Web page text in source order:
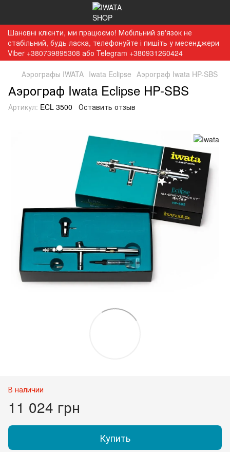
Шановні клієнти, ми працюємо! Мобільний зв'язок не
стабільний, будь ласка, телефонуйте і пишіть у месенджери
Viber +380739895308 або Telegram +380931260424
Аэрографы IWATA Iwata Eclipse Аэрограф Iwata HP-SBS
Аэрограф Iwata Eclipse HP-SBS
Артикул: ECL 3500 Оставить отзыв
В наличии
11 024 грн
Купить